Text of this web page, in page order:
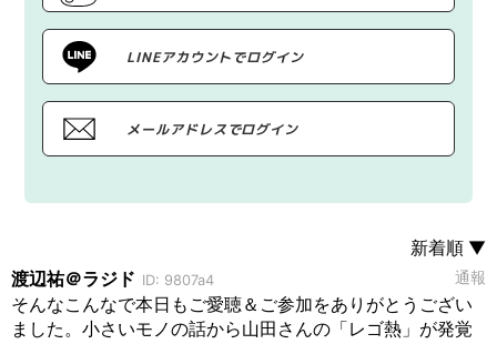
LINEアカウントでログイン
メールアドレスでログイン